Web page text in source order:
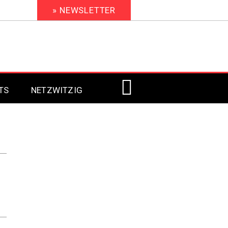
» NEWSLETTER
Signage 2019
NETZWITZIG